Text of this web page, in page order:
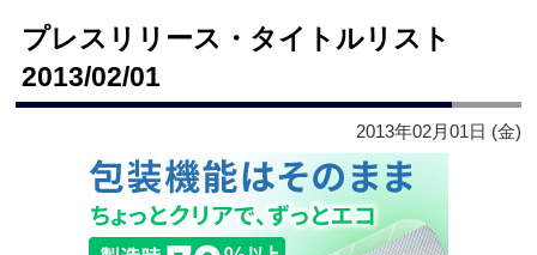
プレスリリース・タイトルリスト
2013/02/01
2013年02月01日 (金)